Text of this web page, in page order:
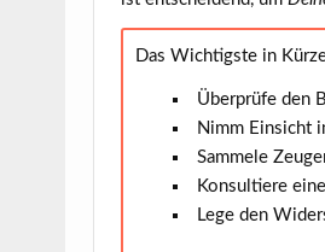
Das Wichtigste in
Überprüfe den
Nimm Einsicht
Sammele
Konsultiere
Lege den